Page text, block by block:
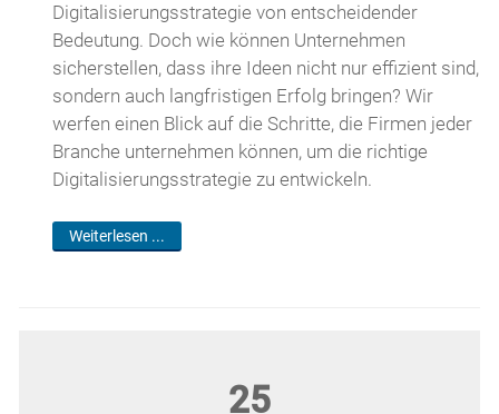
Digitalisierungsstrategie von entscheidender
Bedeutung. Doch wie können Unternehmen
sicherstellen, dass ihre Ideen nicht nur effizient sind,
sondern auch langfristigen Erfolg bringen? Wir
werfen einen Blick auf die Schritte, die Firmen jeder
Branche unternehmen können, um die richtige
Digitalisierungsstrategie zu entwickeln.
Weiterlesen ...
25